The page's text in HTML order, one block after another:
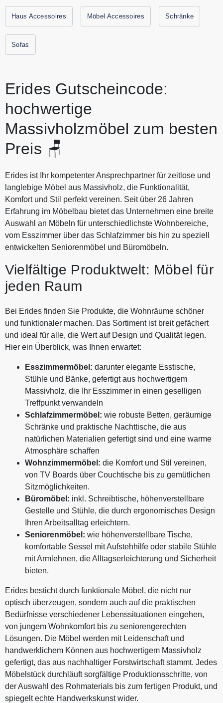
nachhaltige Möbel, die Ihren Alltag bereichern und
bringen zeitlose Eleganz ins Zuhause, während
Schlafzimmermöbel wie Betten und Schränke für erholsame
einladende Atmosphäre. Alle aktuellen Gutscheine und
Rabattaktionen von ERIDES finden Sie immer hier auf
Gutscheine.codes.
Haus Accessoires Möbel Accessoires Schränke
Sofas
Erides Gutscheincode:
hochwertige
Massivholzmöbel zum besten
Preis 🪑
Erides ist Ihr kompetenter Ansprechpartner für zeitlose und
langlebige Möbel aus Massivholz, die Funktionalität,
Komfort und Stil perfekt vereinen. Seit über 26 Jahren
Erfahrung im Möbelbau bietet das Unternehmen eine breite
Auswahl an Möbeln für unterschiedlichste Wohnbereiche,
vom Esszimmer über das Schlafzimmer bis hin zu speziell
entwickelten Seniorenmöbel und Büromöbeln.
Vielfältige Produktwelt: Möbel für
jeden Raum
Bei Erides finden Sie Produkte, die Wohnräume schöner
und funktionaler machen. Das Sortiment ist breit gefächert
und ideal für alle, die Wert auf Design und Qualität legen.
Hier ein Überblick, was Ihnen erwartet:
Esszimmermöbel: darunter elegante Esstische,
Stühle und Bänke, gefertigt aus hochwertigem
Massivholz, die Ihr Esszimmer in einen geselligen
Treffpunkt verwandeln
Schlafzimmermöbel: wie robuste Betten, geräumige
Schränke und praktische Nachttische, die aus
natürlichen Materialien gefertigt sind und eine warme
Atmosphäre schaffen
Wohnzimmermöbel: die Komfort und Stil vereinen,
von TV Boards über Couchtische bis zu gemütlichen
Sitzmöglichkeiten.
Büromöbel: inkl. Schreibtische, höhenverstellbare
Gestelle und Stühle, die durch ergonomisches Design
Ihren Arbeitsalltag erleichtern.
Seniorenmöbel: wie höhenverstellbare Tische,
komfortable Sessel mit Aufstehhilfe oder stabile Stühle
mit Armlehnen, die Alltagserleichterung und Sicherheit
bieten.
Erides besticht durch funktionale Möbel, die nicht nur
optisch überzeugen, sondern auch auf die praktischen
Bedürfnisse verschiedener Lebenssituationen eingehen,
von jungem Wohnkomfort bis zu seniorengerechten
Lösungen. Die Möbel werden mit Leidenschaft und
handwerklichem Können aus hochwertigem Massivholz
gefertigt, das aus nachhaltiger Forstwirtschaft stammt. Jedes
Möbelstück durchläuft sorgfältige Produktionsschritte, von
der Auswahl des Rohmaterials bis zum fertigen Produkt, und
spiegelt echte Handwerkskunst wider.